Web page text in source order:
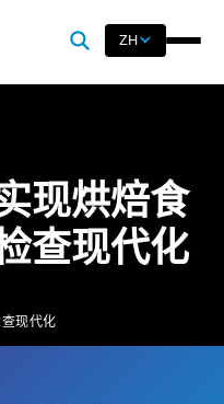
ZH
现烘焙食
查现代化
现代化